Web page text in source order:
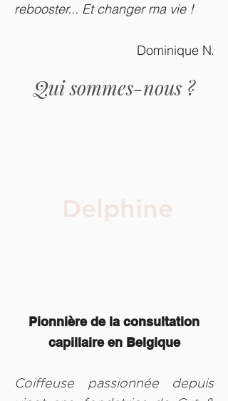
rebooster... Et changer ma vie !
Dominique N.
Qui sommes-nous ?
Delphine
Pionnière de la consultation
capillaire en Belgique
Coiffeuse passionnée depuis